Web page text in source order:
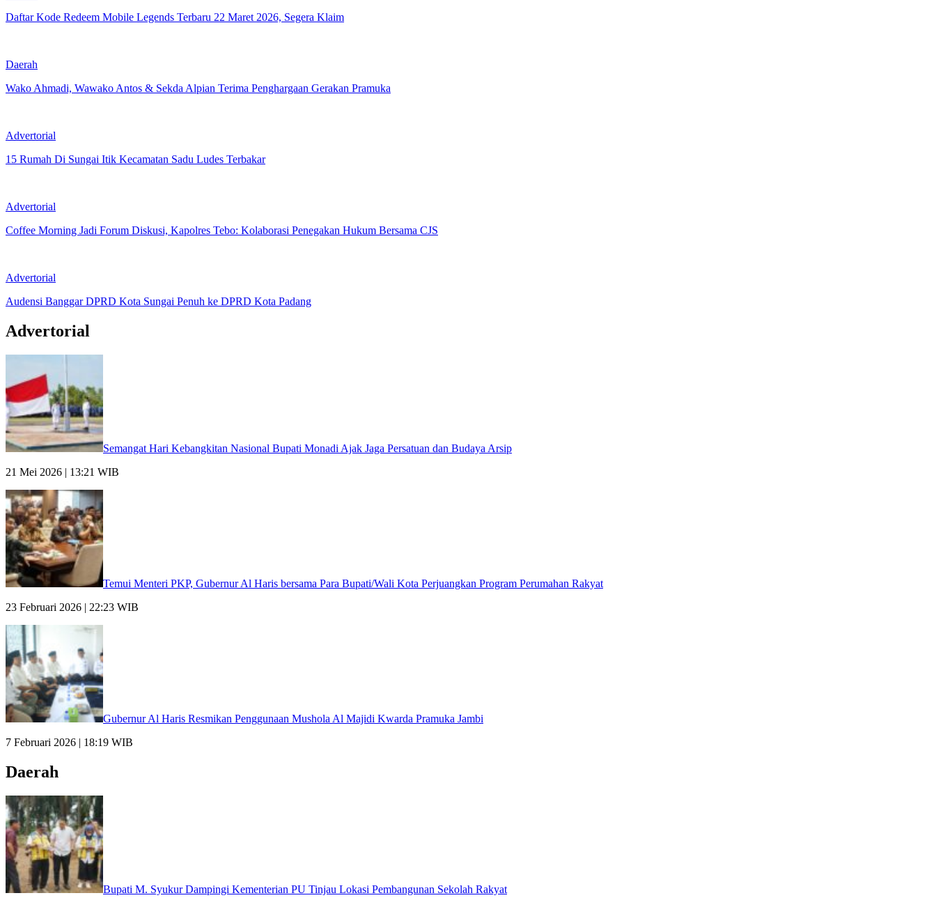
Daftar Kode Redeem Mobile Legends Terbaru 22 Maret 2026, Segera Klaim
Daerah
Wako Ahmadi, Wawako Antos & Sekda Alpian Terima Penghargaan Gerakan Pramuka
Advertorial
15 Rumah Di Sungai Itik Kecamatan Sadu Ludes Terbakar
Advertorial
Coffee Morning Jadi Forum Diskusi, Kapolres Tebo: Kolaborasi Penegakan Hukum Bersama CJS
Advertorial
Audensi Banggar DPRD Kota Sungai Penuh ke DPRD Kota Padang
Advertorial
Semangat Hari Kebangkitan Nasional Bupati Monadi Ajak Jaga Persatuan dan Budaya Arsip
21 Mei 2026 | 13:21 WIB
Temui Menteri PKP, Gubernur Al Haris bersama Para Bupati/Wali Kota Perjuangkan Program Perumahan Rakyat
23 Februari 2026 | 22:23 WIB
Gubernur Al Haris Resmikan Penggunaan Mushola Al Majidi Kwarda Pramuka Jambi
7 Februari 2026 | 18:19 WIB
Daerah
Bupati M. Syukur Dampingi Kementerian PU Tinjau Lokasi Pembangunan Sekolah Rakyat